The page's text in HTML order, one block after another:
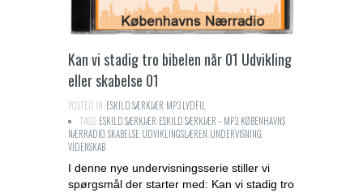
Kan vi stadig tro bibelen når 01 Udvikling
eller skabelse 01
POSTED IN:ESKILD SÆRKJÆR MP3 LYDFIL
TAGS:ESKILD SÆRKJÆR ESKILD SÆRKJÆR – MP3 KØBENHAVNS
NÆRRADIO SKABELSE UDVIKLINGSLÆREN UNDERVISNING
VIDENSKAB
I denne nye undervisningsserie stiller vi
spørgsmål der starter med: Kan vi stadig tro